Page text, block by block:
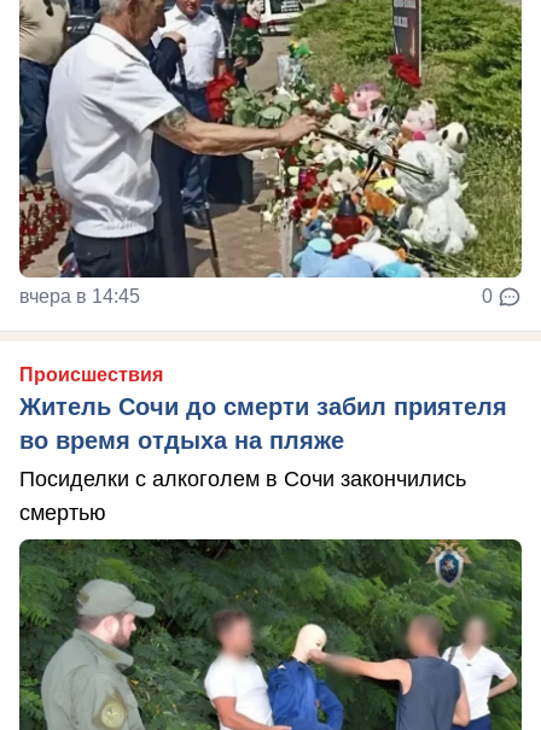
вчера в 14:45 0
Происшествия
Житель Сочи до смерти забил приятеля
во время отдыха на пляже
Посиделки с алкоголем в Сочи закончились
смертью